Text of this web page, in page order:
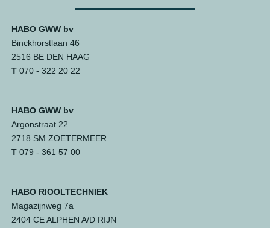
HABO GWW bv
Binckhorstlaan 46
2516 BE DEN HAAG
T070 - 322 20 22
HABO GWW bv
Argonstraat 22
2718 SM ZOETERMEER
T079 - 361 57 00
HABO RIOOLTECHNIEK
Magazijnweg 7a
2404 CE ALPHEN A/D RIJN